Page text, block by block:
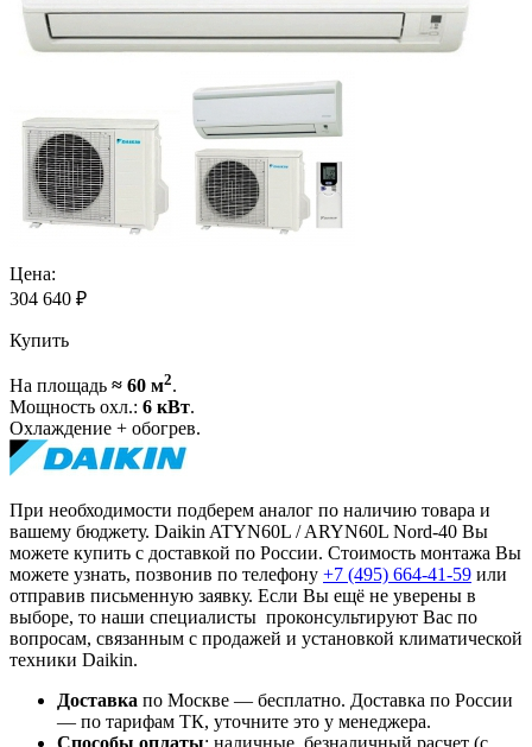
Цена:
304 640 ₽
Купить
На площадь ≈ 60 м2.
Мощность охл.: 6 кВт.
Охлаждение + обогрев.
При необходимости подберем аналог по наличию товара и
вашему бюджету. Daikin ATYN60L / ARYN60L Nord-40 Вы
можете купить с доставкой по России. Стоимость монтажа Вы
можете узнать, позвонив по телефону +7 (495) 664-41-59 или
отправив письменную заявку. Если Вы ещё не уверены в
выборе, то наши специалисты проконсультируют Вас по
вопросам, связанным с продажей и установкой климатической
техники Daikin.
Доставка по Москве — бесплатно. Доставка по России
— по тарифам ТК, уточните это у менеджера.